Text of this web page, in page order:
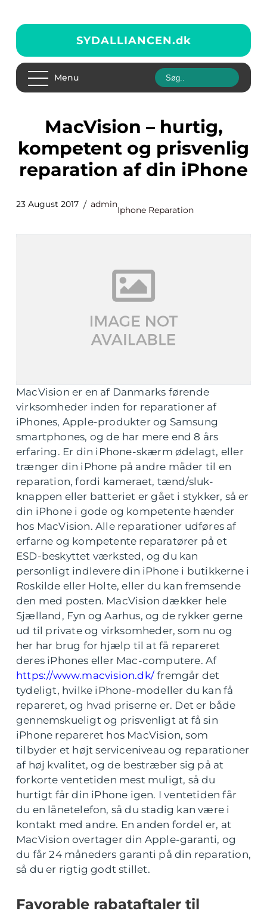
SYDALLIANCEN.dk
Menu
MacVision – hurtig,
kompetent og prisvenlig
reparation af din iPhone
23 August 2017 admin
Iphone Reparation
MacVision er en af Danmarks førende
virksomheder inden for reparationer af
iPhones, Apple-produkter og Samsung
smartphones, og de har mere end 8 års
erfaring. Er din iPhone-skærm ødelagt, eller
trænger din iPhone på andre måder til en
reparation, fordi kameraet, tænd/sluk-
knappen eller batteriet er gået i stykker, så er
din iPhone i gode og kompetente hænder
hos MacVision. Alle reparationer udføres af
erfarne og kompetente reparatører på et
ESD-beskyttet værksted, og du kan
personligt indlevere din iPhone i butikkerne i
Roskilde eller Holte, eller du kan fremsende
den med posten. MacVision dækker hele
Sjælland, Fyn og Aarhus, og de rykker gerne
ud til private og virksomheder, som nu og
her har brug for hjælp til at få repareret
deres iPhones eller Mac-computere. Af
https://www.macvision.dk/ fremgår det
tydeligt, hvilke iPhone-modeller du kan få
repareret, og hvad priserne er. Det er både
gennemskueligt og prisvenligt at få sin
iPhone repareret hos MacVision, som
tilbyder et højt serviceniveau og reparationer
af høj kvalitet, og de bestræber sig på at
forkorte ventetiden mest muligt, så du
hurtigt får din iPhone igen. I ventetiden får
du en lånetelefon, så du stadig kan være i
kontakt med andre. En anden fordel er, at
MacVision overtager din Apple-garanti, og
du får 24 måneders garanti på din reparation,
så du er rigtig godt stillet.
Favorable rabataftaler til